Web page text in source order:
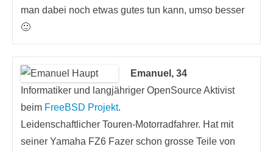
man dabei noch etwas gutes tun kann, umso besser
🙂
Emanuel, 34
Informatiker und langjähriger OpenSource Aktivist
beim FreeBSD Projekt.
Leidenschaftlicher Touren-Motorradfahrer. Hat mit
seiner Yamaha FZ6 Fazer schon grosse Teile von